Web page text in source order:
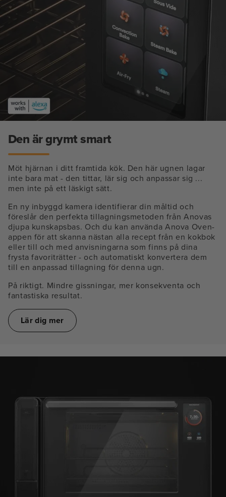
Den är grymt smart
Möt hjärnan i ditt framtida kök. Den här ugnen lagar
inte bara mat - den tittar, lär sig och anpassar sig ...
men inte på ett läskigt sätt.
En ny inbyggd kamera identifierar din måltid och
föreslår den perfekta tillagningsmetoden från Anovas
djupa kunskapsbas. Och du kan använda Anova Oven-
appen för att skanna nästan alla recept från en kokbok
eller till och med anvisningarna som finns på dina
frysta favoriträtter - och automatiskt konvertera dem
till en anpassad tillagning för denna ugn.
På riktigt. Mindre gissningar, mer konsekventa och
fantastiska resultat.
Lär dig mer